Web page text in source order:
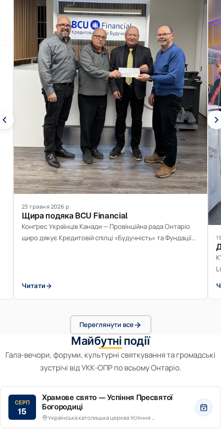
23 травня 2026 р.
Щира подяка BCU Financial
Конґрес Українців Канади — Провінційна рада Онтаріо
щиро дякує Кредитовій спілці «Будучність» та Фундації
Читати
Переглянути все
Майбутні події
Гала-вечори, форуми, культурні святкування та громадські
зустрічі від УКК-ОПР по всьому Онтаріо.
СЕРП
15
Храмове свято — Успіння Пресвятої
Богородиці
Українська католицька церква Успіння Пресвятої Богородиці, 3625 Cawthra Road, Mississauga, ON L5A 2Y4 (парковка біля церкви)